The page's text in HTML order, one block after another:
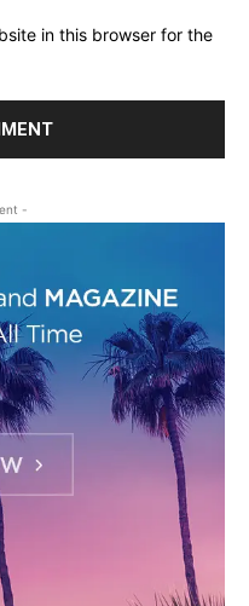
in this browser for the
-